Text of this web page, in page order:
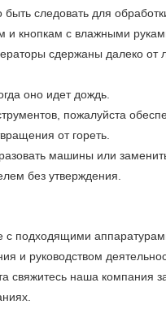
следовать для
и кнопкам с влажными
сдержаны далеко от
оно идет дождь.
пожалуйста
от гореть.
машины или
без утверждения.
подходящими
и руководством
свяжитесь наша компания